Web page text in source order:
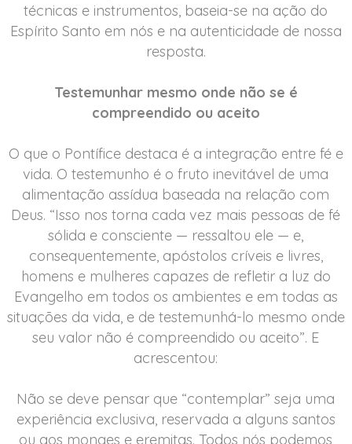
técnicas e instrumentos, baseia-se na ação do
Espírito Santo em nós e na autenticidade de nossa
resposta.
Testemunhar mesmo onde não se é
compreendido ou aceito
O que o Pontífice destaca é a integração entre fé e
vida. O testemunho é o fruto inevitável de uma
alimentação assídua baseada na relação com
Deus. “Isso nos torna cada vez mais pessoas de fé
sólida e consciente — ressaltou ele — e,
consequentemente, apóstolos críveis e livres,
homens e mulheres capazes de refletir a luz do
Evangelho em todos os ambientes e em todas as
situações da vida, e de testemunhá-lo mesmo onde
seu valor não é compreendido ou aceito”. E
acrescentou:
Não se deve pensar que “contemplar” seja uma
experiência exclusiva, reservada a alguns santos
ou aos monges e eremitas. Todos nós podemos